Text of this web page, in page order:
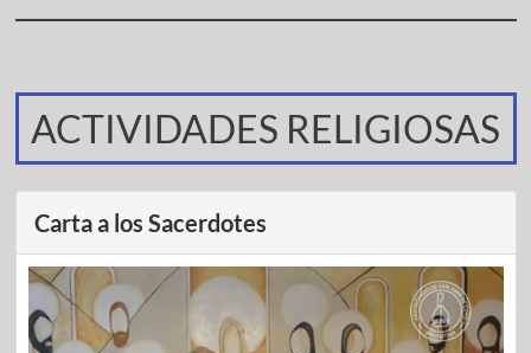
ACTIVIDADES RELIGIOSAS
Carta a los Sacerdotes